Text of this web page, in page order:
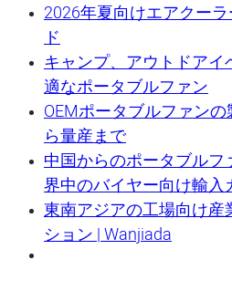
2026年夏向けエアクー
ド
キャンプ、アウトドアイ
適なポータブルファン
OEMポータブルファン
ら量産まで
中国からのポータブルフ
界中のバイヤー向け輸入
東南アジアの工場向け産
ション | Wanjiada